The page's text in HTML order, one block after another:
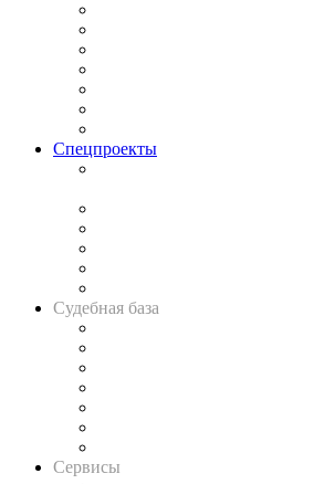
Спецпроекты
Судебная база
Сервисы